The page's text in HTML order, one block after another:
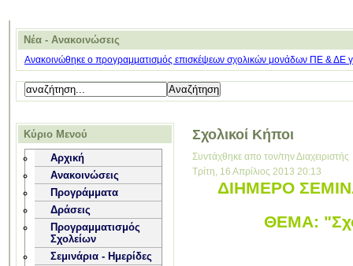
Νέα - Ανακοινώσεις
Ανακοινώθηκε ο προγραμματισμός επισκέψεων σχολικών μονάδων ΠΕ & ΔΕ
Κύριο Μενού
Αρχική
Ανακοινώσεις
Προγράμματα
Δράσεις
Προγραμματισμός
Σχολείων
Σεμινάρια - Ημερίδες
Σχολικοί Κήποι
Συντάχθηκε απο τον/την Διαχειριστής
Τρίτη, 16 Απρίλιος 2013 20:13
ΔΙΗΜΕΡΟ
ΘΕΜΑ: